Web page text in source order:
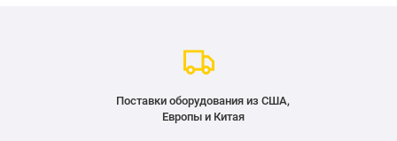
Поставки оборудования из США,
Европы и Китая